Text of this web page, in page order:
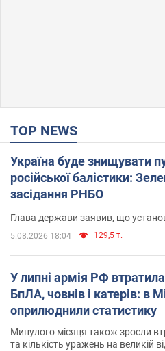
TOP NEWS
Україна буде знищувати
російської балістики:
засідання РНБО
Глава держави заявив, що
5.08.2026 18:04 129,5 т.
У липні армія РФ
БпЛА, човнів і катерів: в
оприлюднили статистику
Минулого місяця також зросли
та кількість уражень на великій